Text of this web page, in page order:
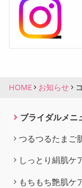
HOME お知らせ
ブライダルメニ
つるつるたまご
しっとり絹肌ケ
もちもち艶肌ケ